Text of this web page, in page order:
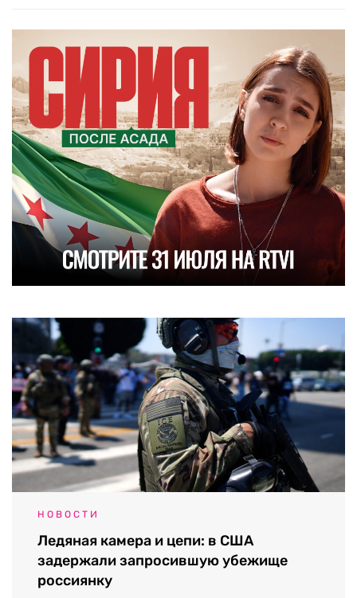
НОВОСТИ
Ледяная камера и цепи: в США
задержали запросившую убежище
россиянку